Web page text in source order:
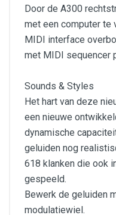
Door de A300
met een computer te
MIDI interface
met MIDI sequencer
Sounds & Styles
Het hart van deze
een nieuwe
dynamische
geluiden nog
618 klanken die ook
gespeeld.
Bewerk de geluiden
modulatiewiel.